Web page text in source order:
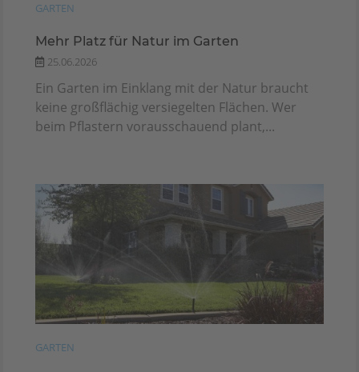
GARTEN
Mehr Platz für Natur im Garten
25.06.2026
Ein Garten im Einklang mit der Natur braucht
keine großflächig versiegelten Flächen. Wer
beim Pflastern vorausschauend plant,...
GARTEN